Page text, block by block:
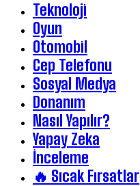
Teknoloji
Oyun
Otomobil
Cep Telefonu
Sosyal Medya
Donanım
Nasıl Yapılır?
Yapay Zeka
İnceleme
🔥 Sıcak Fırsatlar